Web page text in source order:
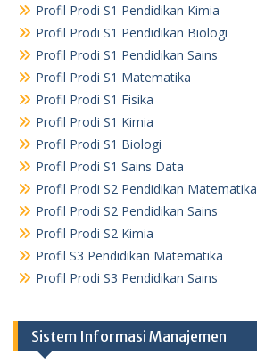
Profil Prodi S1 Pendidikan Kimia
Profil Prodi S1 Pendidikan Biologi
Profil Prodi S1 Pendidikan Sains
Profil Prodi S1 Matematika
Profil Prodi S1 Fisika
Profil Prodi S1 Kimia
Profil Prodi S1 Biologi
Profil Prodi S1 Sains Data
Profil Prodi S2 Pendidikan Matematika
Profil Prodi S2 Pendidikan Sains
Profil Prodi S2 Kimia
Profil S3 Pendidikan Matematika
Profil Prodi S3 Pendidikan Sains
Sistem Informasi Manajemen